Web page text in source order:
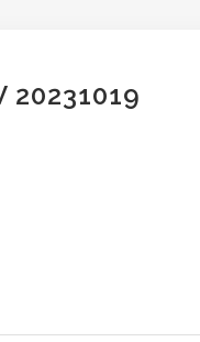
20231019